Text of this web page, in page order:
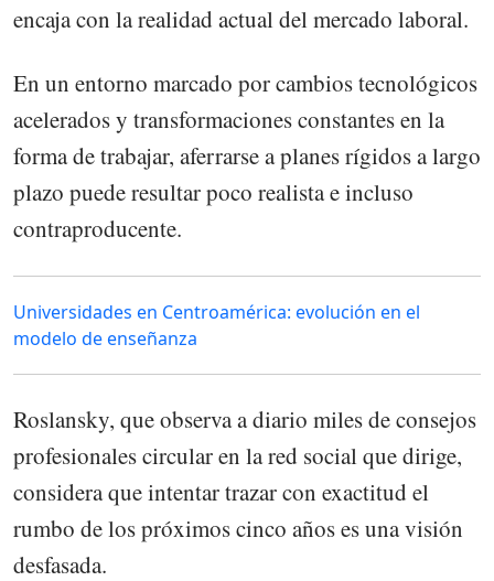
encaja con la realidad actual del mercado laboral.
En un entorno marcado por cambios tecnológicos
acelerados y transformaciones constantes en la
forma de trabajar, aferrarse a planes rígidos a largo
plazo puede resultar poco realista e incluso
contraproducente.
Universidades en Centroamérica: evolución en el
modelo de enseñanza
Roslansky, que observa a diario miles de consejos
profesionales circular en la red social que dirige,
considera que intentar trazar con exactitud el
rumbo de los próximos cinco años es una visión
desfasada.